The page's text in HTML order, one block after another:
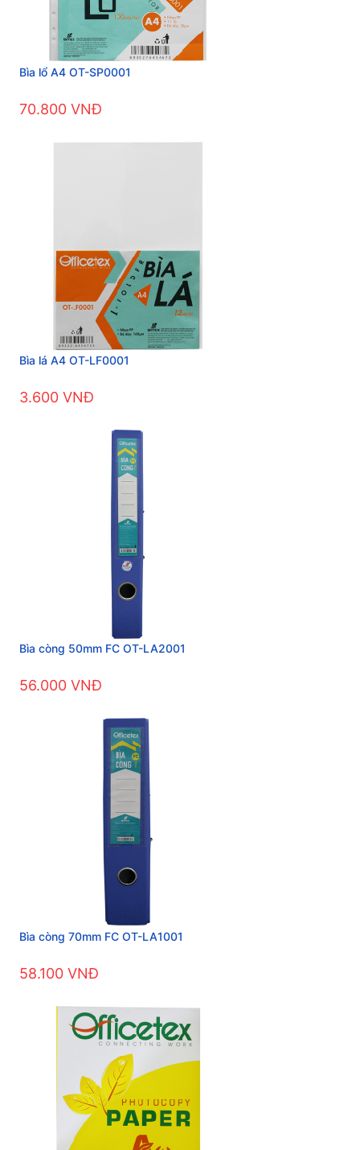
Bìa lổ A4 OT-SP0001
70.800 VNĐ
Bìa lá A4 OT-LF0001
3.600 VNĐ
Bìa còng 50mm FC OT-LA2001
56.000 VNĐ
Bìa còng 70mm FC OT-LA1001
58.100 VNĐ